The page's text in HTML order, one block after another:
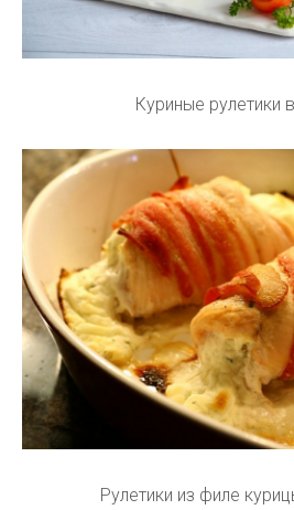
Куриные рулетики
Рулетики из филе